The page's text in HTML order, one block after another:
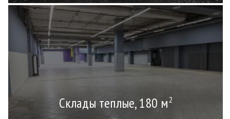
Склады теплые, 180 м2